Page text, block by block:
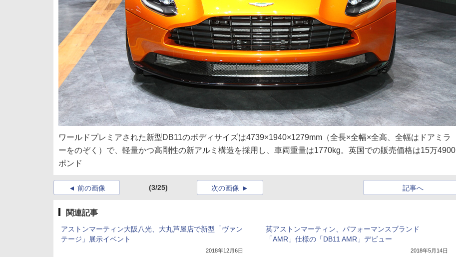
ワールドプレミアされた新型DB11のボディサイズは4739×1940×1279mm（全長×全幅×全高、全幅はドアミラ
ーをのぞく）で、軽量かつ高剛性の新アルミ構造を採用し、車両重量は1770kg。英国での販売価格は15万4900
ポンド
前の画像 (3/25) 次の画像 記事へ
関連記事
アストンマーティン大阪八光、大丸芦屋店で新型「ヴァン
テージ」展示イベント
2018年12月6日
英アストンマーティン、パフォーマンスブランド
「AMR」仕様の「DB11 AMR」デビュー
2018年5月14日